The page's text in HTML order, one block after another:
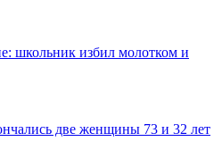
школьник избил молотком и
две женщины 73 и 32 лет